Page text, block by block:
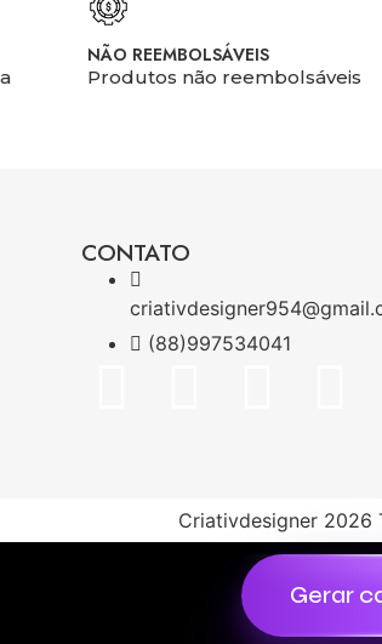
NÃO REEMBOLSÁVEIS
Produtos não reembolsáveis
CONTATO
(88)997534041
Criativdesigner 2026
Gerar